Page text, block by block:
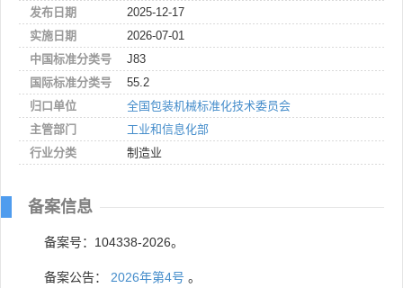
发布日期
2025-12-17
实施日期
2026-07-01
中国标准分类号
J83
国际标准分类号
55.2
归口单位
全国包装机械标准化技术委员会
主管部门
工业和信息化部
行业分类
制造业
备案信息
备案号：104338-2026。
备案公告： 2026年第4号 。